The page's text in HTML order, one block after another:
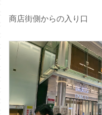
商店街側からの入り口